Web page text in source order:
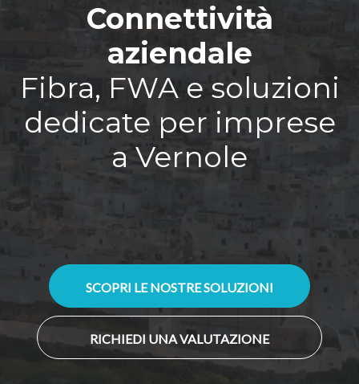
Connettività
aziendale
Fibra, FWA e soluzioni
dedicate per imprese
a Vernole
SCOPRI LE NOSTRE SOLUZIONI
RICHIEDI UNA VALUTAZIONE